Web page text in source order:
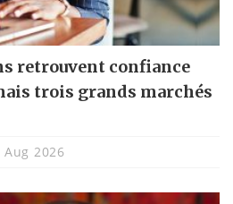
retrouvent confiance
trois grands marchés
Aug 2026